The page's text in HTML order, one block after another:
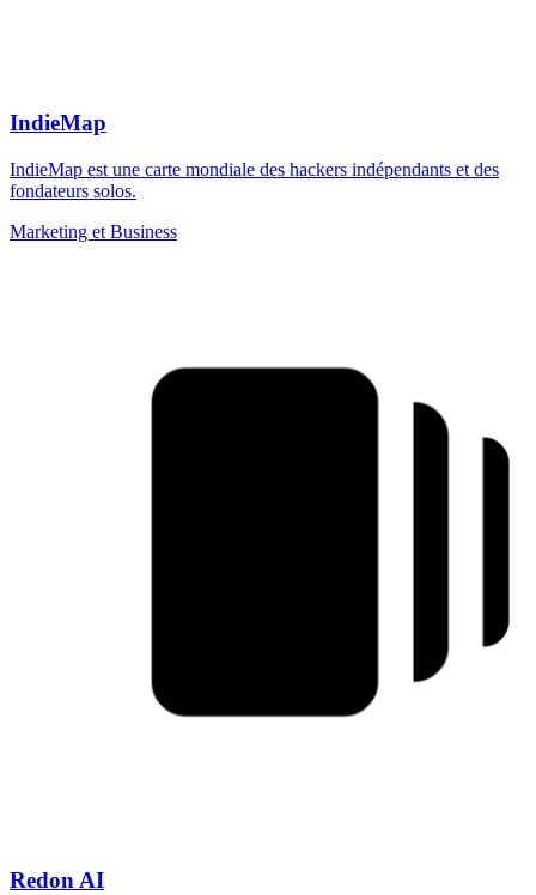
IndieMap
IndieMap est une carte mondiale des hackers indépendants et des
fondateurs solos.
Marketing et Business
Redon AI